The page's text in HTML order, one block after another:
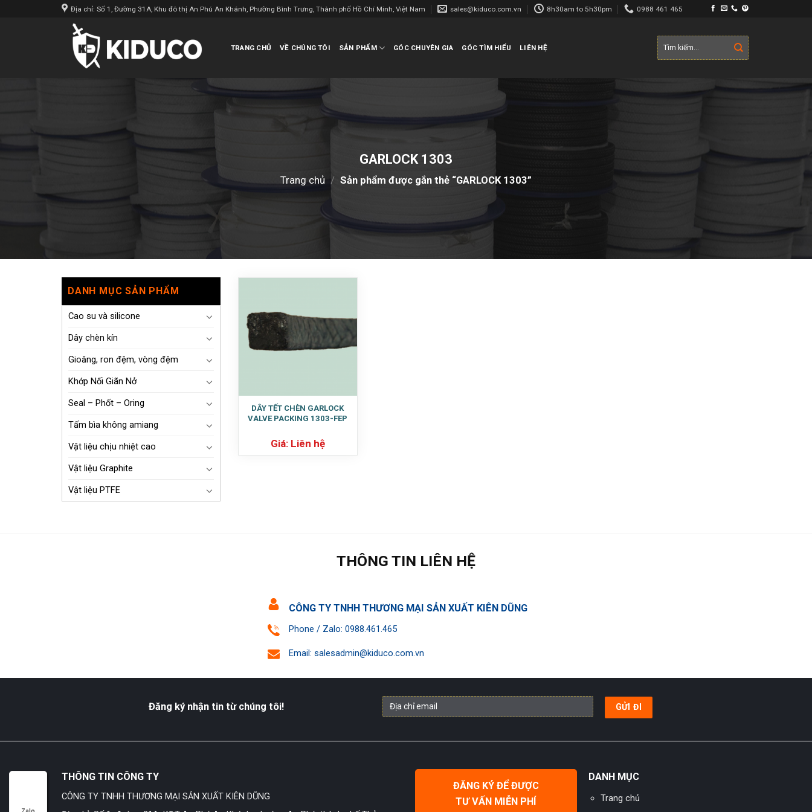
Địa chỉ: Số 1, Đường 31A, Khu đô thị An Phú An Khánh, Phường Bình Trưng, Thành phố Hồ Chí Minh, Việt Nam sales@kiduco.com.vn 8h30am to 5h30pm 0988 461 465
TRANG CHỦ VỀ CHÚNG TÔI SẢN PHẨM GÓC CHUYÊN GIA GÓC TÌM HIỂU LIÊN HỆ
Tìm
kiếm:
GARLOCK 1303
Trang chủ / Sản phẩm được gắn thẻ “GARLOCK 1303”
DANH MỤC SẢN PHẨM
Cao su và silicone
Dây chèn kín
Gioăng, ron đệm, vòng đệm
Khớp Nối Giãn Nở
Seal – Phốt – Oring
Tấm bìa không amiang
Vật liệu chịu nhiệt cao
Vật liệu Graphite
Vật liệu PTFE
DÂY TẾT CHÈN GARLOCK
VALVE PACKING 1303-FEP
Giá: Liên hệ
THÔNG TIN LIÊN HỆ
CÔNG TY TNHH THƯƠNG MẠI SẢN XUẤT KIÊN DŨNG
Phone / Zalo: 0988.461.465
Email: salesadmin@kiduco.com.vn
Đăng ký nhận tin từ chúng tôi!
THÔNG TIN CÔNG TY
CÔNG TY TNHH THƯƠNG MẠI SẢN XUẤT KIÊN DŨNG
ĐĂNG KÝ ĐỂ ĐƯỢC
TƯ VẤN MIỄN PHÍ
DANH MỤC
Trang chủ